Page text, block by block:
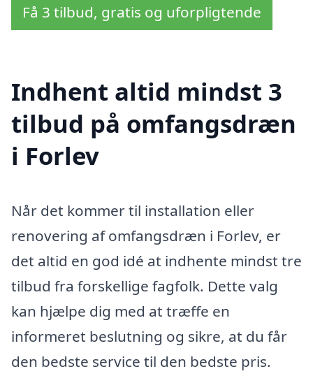
Få 3 tilbud, gratis og uforpligtende
Indhent altid mindst 3
tilbud på omfangsdræn
i Forlev
Når det kommer til installation eller
renovering af omfangsdræn i Forlev, er
det altid en god idé at indhente mindst tre
tilbud fra forskellige fagfolk. Dette valg
kan hjælpe dig med at træffe en
informeret beslutning og sikre, at du får
den bedste service til den bedste pris.